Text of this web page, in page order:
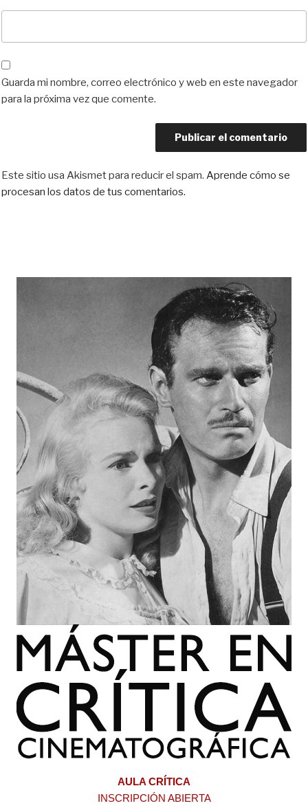
Guarda mi nombre, correo electrónico y web en este navegador
para la próxima vez que comente.
Este sitio usa Akismet para reducir el spam. Aprende cómo se
procesan los datos de tus comentarios.
AULA CRÍTICA
INSCRIPCIÓN ABIERTA